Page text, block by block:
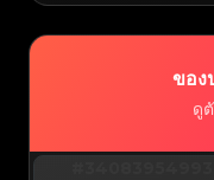
ของ
ดู